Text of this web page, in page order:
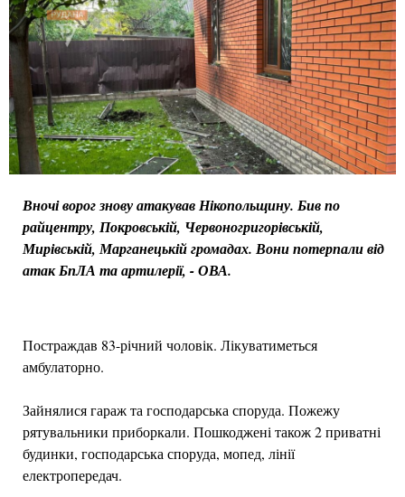
Вночі ворог знову атакував Нікопольщину. Бив по
райцентру, Покровській, Червоногригорівській,
Мирівській, Марганецькій громадах. Вони потерпали від
атак БпЛА та артилерії, - ОВА.
Постраждав 83-річний чоловік. Лікуватиметься
амбулаторно.
Зайнялися гараж та господарська споруда. Пожежу
рятувальники приборкали. Пошкоджені також 2 приватні
будинки, господарська споруда, мопед, лінії
електропередач.